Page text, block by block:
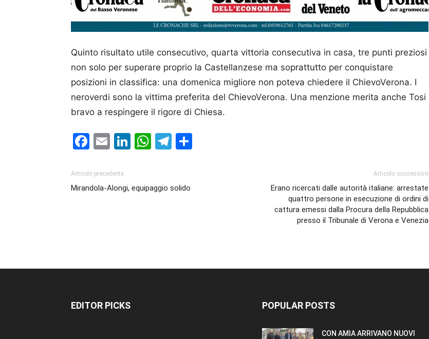
Quinto risultato utile consecutivo, quarta vittoria consecutiva in casa, tre punti preziosi
non solo per superare proprio la Castellanzese ma soprattutto per conquistare
posizioni in classifica: una domenica migliore non poteva chiedere il ChievoVerona. I
neroverdi sono la vittima preferita del ChievoVerona. Una menzione merita anche Tosi
bravo a respingere il rigore di Chiesa.
Facebook
EmailLinkedIn
WhatsApp
Telegram
Articolo precedente
Mirandola-Alongi, equipaggio solido
Articolo successivo
Erano ricercati dalle autorità italiane: arrestate
quattro persone in esecuzione di ordini di
cattura emessi dalla Procura della Repubblica
presso il Tribunale di Verona e Venezia
EDITOR PICKS POPULAR POSTS
CON AMIA ARRIVANO NUOVI